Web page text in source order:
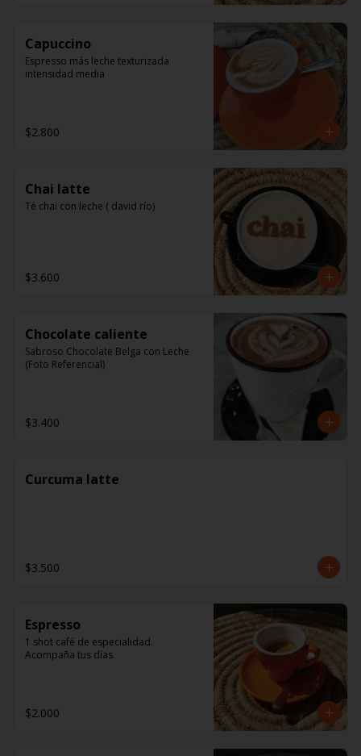
Capuccino
Espresso más leche texturizada
intensidad media
$2.800
Chai latte
Té chai con leche ( david río)
$3.600
Chocolate caliente
Sabroso Chocolate Belga con Leche
(Foto Referencial)
$3.400
Curcuma latte
$3.500
Espresso
1 shot café de especialidad.
Acompaña tus días.
$2.000